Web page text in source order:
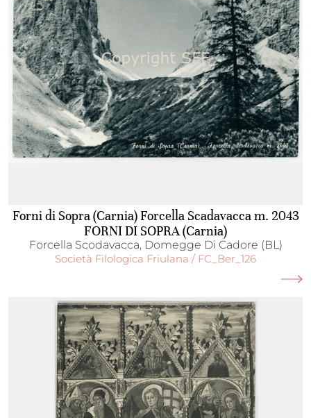
Forni di Sopra (Carnia) Forcella Scadavacca m. 2043
FORNI DI SOPRA (Carnia)
Forcella Scodavacca, Domegge Di Cadore (BL)
Società Filologica Friulana / FC_Ber_126